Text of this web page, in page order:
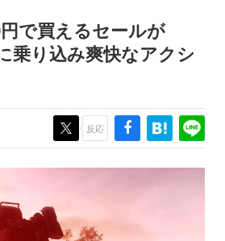
』開発元やチ
球選手から
で買えるセールが
乗り込み爽快なアクシ
反応